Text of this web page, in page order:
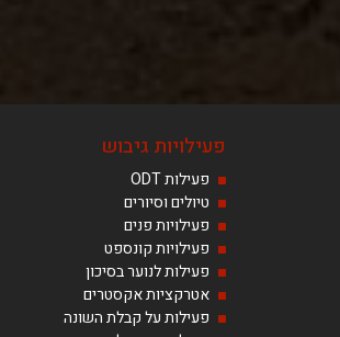
פעילויות גיבוש
פעילות ODT
טיולים וסיורים
פעילויות פנים
פעילויות קונספט
פעילות לנוער בסיכון
אטרקציות אקסטרים
פעילות על קבלת השונה